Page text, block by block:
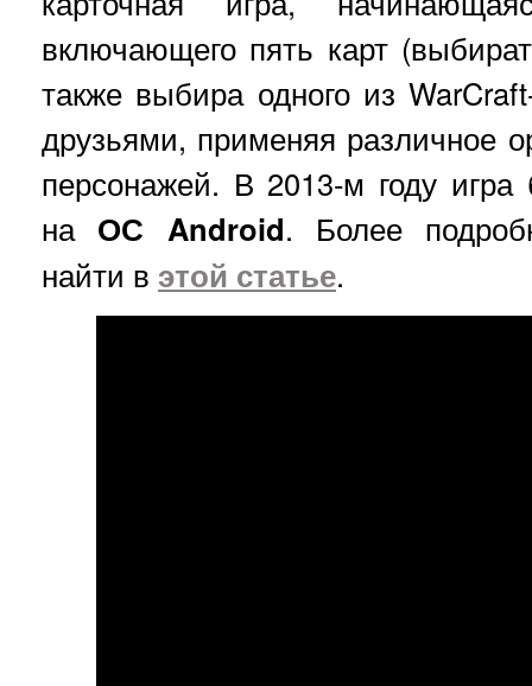
включающего пять карт
также выбира одного из
друзьями, применяя различное
персонажей. В 2013-м году
на ОС Android. Более
найти в этой статье.